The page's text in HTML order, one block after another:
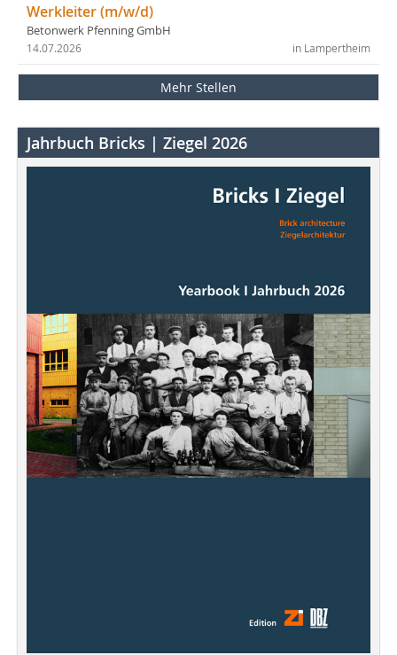
Werkleiter (m/w/d)
Betonwerk Pfenning GmbH
in Lampertheim
14.07.2026
Mehr Stellen
Jahrbuch Bricks | Ziegel 2026